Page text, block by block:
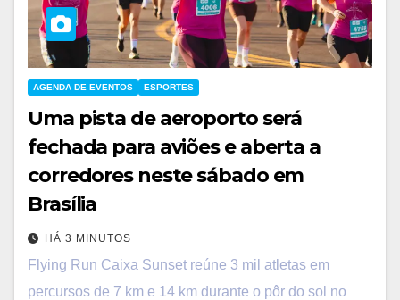
AGENDA DE EVENTOS ESPORTES
Uma pista de aeroporto será
fechada para aviões e aberta a
corredores neste sábado em
Brasília
HÁ 3 MINUTOS
Flying Run Caixa Sunset reúne 3 mil atletas em
percursos de 7 km e 14 km durante o pôr do sol no